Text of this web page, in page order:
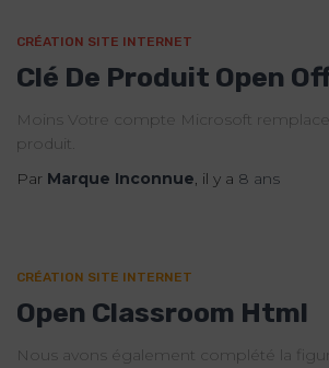
CRÉATION SITE INTERNET
Clé De Produit Open
Moins Votre compte Microsoft remplace
produit.
Par Marque Inconnue, il y a 8 ans
CRÉATION SITE INTERNET
Open Classroom Html
Nous avons également complété la